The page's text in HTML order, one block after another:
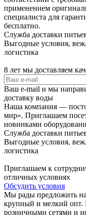
применением
специалиста для
бесплатно.
Служба доставки
Выгодные условия,
логистика
8 лет мы доставляем
Ваш e-mail и мы
доставку воды
Наша компания —
мир». Приглашаем
новинками
Служба доставки
Выгодные условия,
логистика
Приглашаем к
отличных условиях
Обсудить условия
Мы рады предложить
крупный и мелкий опт.
розничными сетями и